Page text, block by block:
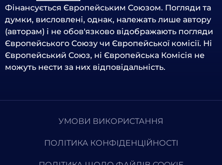
Фінансується Європейським Союзом. Погляди та
думки, висловлені, однак, належать лише автору
(авторам) і не обов'язково відображають погляди
Європейського Союзу чи Європейської комісії. Ні
Європейський Союз, ні Європейська Комісія не
можуть нести за них відповідальність.
УМОВИ ВИКОРИСТАННЯ
ПОЛІТИКА КОНФІДЕНЦІЙНОСТІ